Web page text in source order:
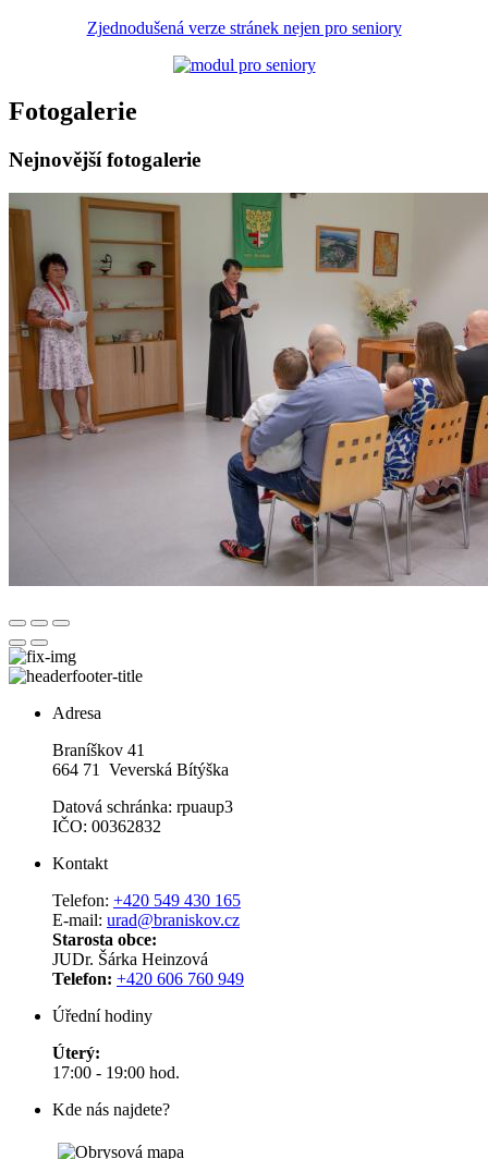
Zjednodušená verze stránek nejen pro seniory
Fotogalerie
Nejnovější fotogalerie
Adresa
Braníškov 41
664 71 Veverská Bítýška
Datová schránka: rpuaup3
IČO: 00362832
Kontakt
Telefon: +420 549 430 165
E-mail: urad@braniskov.cz
Starosta obce:
JUDr. Šárka Heinzová
Telefon: +420 606 760 949
Úřední hodiny
Úterý:
17:00 - 19:00 hod.
Kde nás najdete?